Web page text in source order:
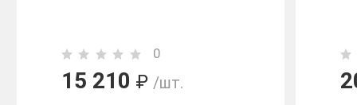
0
15 210 ₽ /шт.